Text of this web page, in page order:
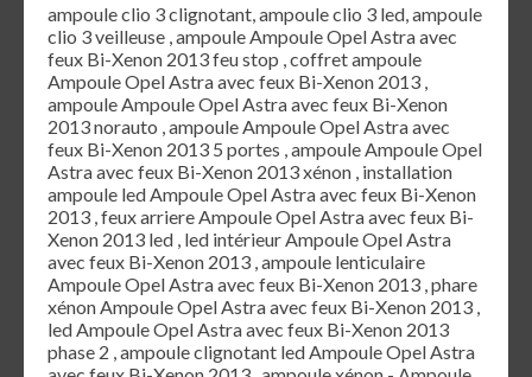
ampoule clio 3 clignotant, ampoule clio 3 led, ampoule
clio 3 veilleuse , ampoule Ampoule Opel Astra avec
feux Bi-Xenon 2013 feu stop , coffret ampoule
Ampoule Opel Astra avec feux Bi-Xenon 2013 ,
ampoule Ampoule Opel Astra avec feux Bi-Xenon
2013 norauto , ampoule Ampoule Opel Astra avec
feux Bi-Xenon 2013 5 portes , ampoule Ampoule Opel
Astra avec feux Bi-Xenon 2013 xénon , installation
ampoule led Ampoule Opel Astra avec feux Bi-Xenon
2013 , feux arriere Ampoule Opel Astra avec feux Bi-
Xenon 2013 led , led intérieur Ampoule Opel Astra
avec feux Bi-Xenon 2013 , ampoule lenticulaire
Ampoule Opel Astra avec feux Bi-Xenon 2013 , phare
xénon Ampoule Opel Astra avec feux Bi-Xenon 2013 ,
led Ampoule Opel Astra avec feux Bi-Xenon 2013
phase 2 , ampoule clignotant led Ampoule Opel Astra